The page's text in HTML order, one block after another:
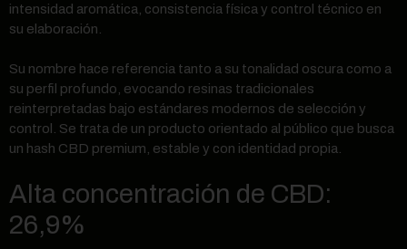
intensidad aromática, consistencia física y control técnico en
su elaboración.
Su nombre hace referencia tanto a su tonalidad oscura como a
su perfil profundo, evocando resinas tradicionales
reinterpretadas bajo estándares modernos de selección y
control. Se trata de un producto orientado al público que busca
un hash CBD premium, estable y con identidad propia.
Alta concentración de CBD:
26,9%